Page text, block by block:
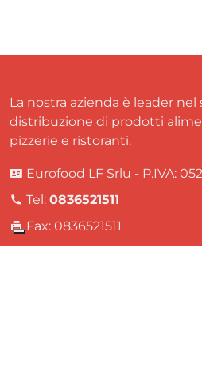
La nostra azienda è leader
distribuzione di prodotti
pizzerie e ristoranti.
Eurofood LF Srlu - P.IVA:
Tel: 0836521511
Fax: 0836521511